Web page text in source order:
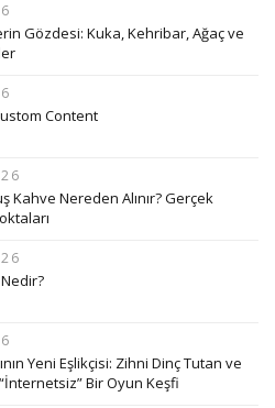
Gözdesi: Kuka, Kehribar, Ağaç ve
Content
Kahve Nereden Alınır? Gerçek
Yeni Eşlikçisi: Zihni Dinç Tutan ve
Bir Oyun Keşfi